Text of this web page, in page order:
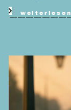
weiterlesen